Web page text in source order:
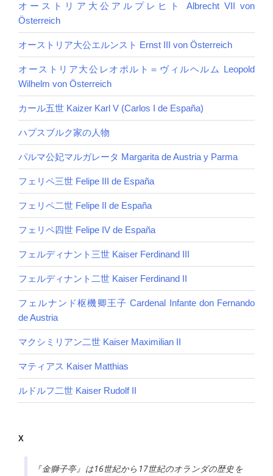
オーストリア大公アルプレヒト Albrecht VII von
Österreich
オーストリア大公エルンスト Ernst III von Österreich
オーストリア大公レオポルト＝ヴィルヘルム Leopold
Wilhelm von Österreich
カール五世 Kaizer Karl V (Carlos I de España)
ハプスブルク家の人物
パルマ公妃マルガレータ Margarita de Austria y Parma
フェリペ三世 Felipe III de España
フェリペ二世 Felipe II de España
フェリペ四世 Felipe IV de España
フェルディナント三世 Kaiser Ferdinand III
フェルディナント二世 Kaiser Ferdinand II
フェルナンド枢機卿王子 Cardenal Infante don Fernando
de Austria
マクシミリアン二世 Kaiser Maximilian II
マティアス Kaiser Matthias
ルドルフ二世 Kaiser Rudolf II
X
『金獅子亭』は16世紀から17世紀のオランダの歴史を